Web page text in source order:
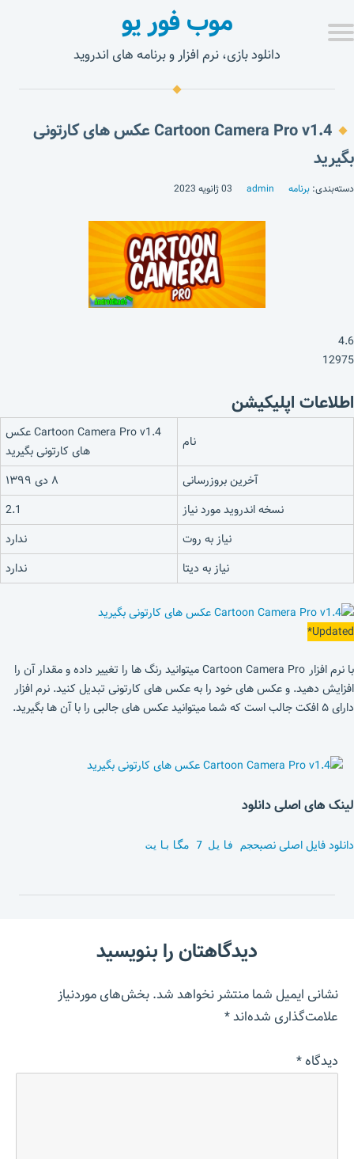
موب فور یو
دانلود بازی، نرم افزار و برنامه های اندروید
Cartoon Camera Pro v1.4 عکس های کارتونی
بگیرید
دسته‌بندی: برنامه admin 03 ژانویه 2023
4.6
12975
اطلاعات اپلیکیشن
نام
Cartoon Camera Pro v1.4 عکس
های کارتونی بگیرید
آخرین بروزرسانی
۸ دی ۱۳۹۹
نسخه اندروید مورد نیاز
2.1
نیاز به روت
ندارد
نیاز به دیتا
ندارد
Updated*
با نرم افزار Cartoon Camera Pro میتوانید رنگ ها را تغییر داده و مقدار آن را
افزایش دهید. و عکس های خود را به عکس های کارتونی تبدیل کنید. نرم افزار
دارای ۵ افکت جالب است که شما میتوانید عکس های جالبی را با آن ها بگیرید.
لینک های اصلی دانلود
دانلود فایل اصلی نصبحجم فایل 7 مگابایت
دیدگاهتان را بنویسید
نشانی ایمیل شما منتشر نخواهد شد.بخش‌های موردنیاز
علامت‌گذاری شده‌اند*
دیدگاه*